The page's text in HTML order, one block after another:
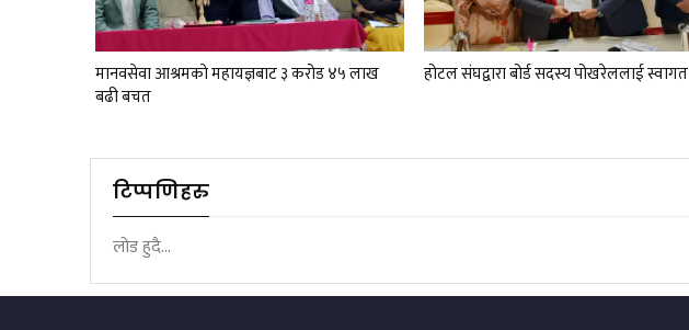
मानवसेवा आश्रमकाे‌ महायज्ञबाट ३ करोड ४५ लाख
बढी बचत
होटल संघद्वारा बोर्ड सदस्य पोखरेललाई स्वागत
टिप्पणिहरु
लोड हुदै...